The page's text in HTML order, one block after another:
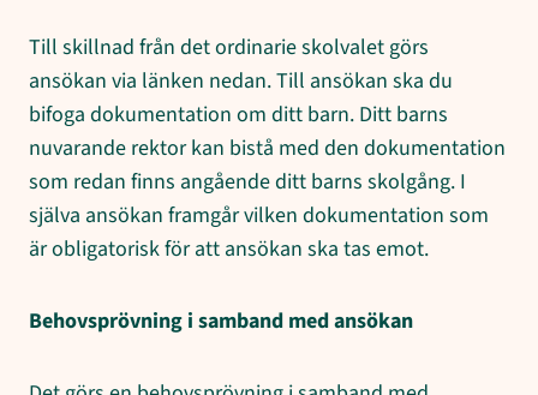
Till skillnad från det ordinarie skolvalet görs
ansökan via länken nedan. Till ansökan ska du
bifoga dokumentation om ditt barn. Ditt barns
nuvarande rektor kan bistå med den dokumentation
som redan finns angående ditt barns skolgång. I
själva ansökan framgår vilken dokumentation som
är obligatorisk för att ansökan ska tas emot.
Behovsprövning i samband med ansökan